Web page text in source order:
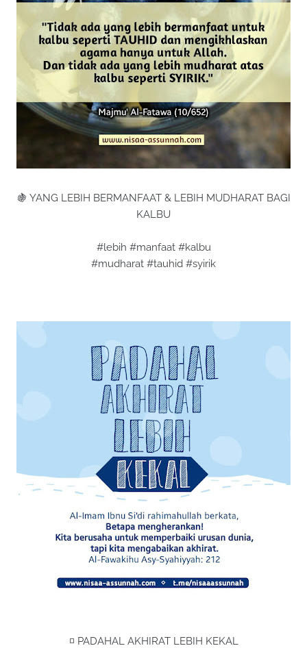
🍇 YANG LEBIH BERMANFAAT & LEBIH MUDHARAT BAGI
KALBU
#lebih #manfaat #kalbu
#mudharat #tauhid #syirik
◽️ PADAHAL AKHIRAT LEBIH KEKAL